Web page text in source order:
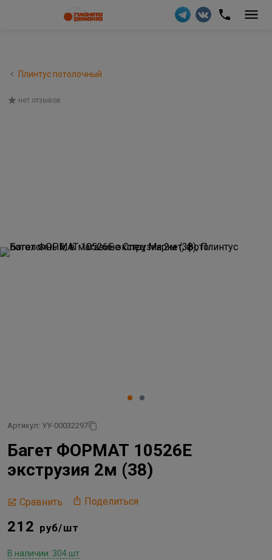
Плинтус потолочный
нет отзывов
Артикул: УУ-00032297
Багет ФОРМАТ 10526Е
экструзия 2м (38)
Сравнить Поделиться
212 руб/шт
В наличии: 304 шт